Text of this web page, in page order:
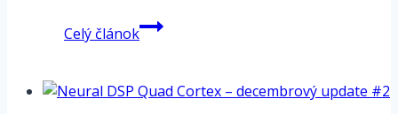
Celý článokLine6
HELIX
Priradenie